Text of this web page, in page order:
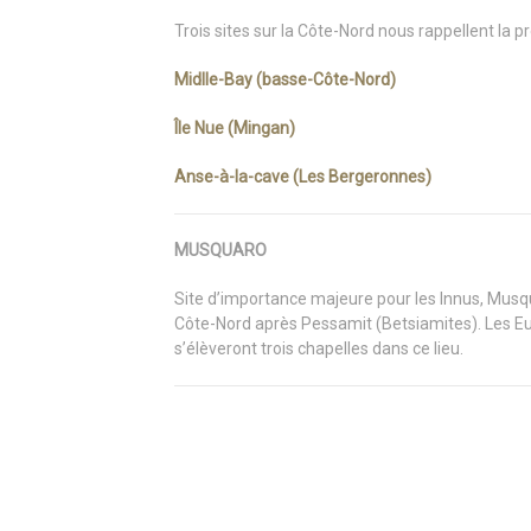
Trois sites sur la Côte-Nord nous rappellent la
Midlle-Bay (basse-Côte-Nord)
Île Nue (Mingan)
Anse-à-la-cave (Les Bergeronnes)
MUSQUARO
Site d’importance majeure pour les Innus,
Côte-Nord après Pessamit (Betsiamites). Les
s’élèveront trois chapelles dans ce lieu.